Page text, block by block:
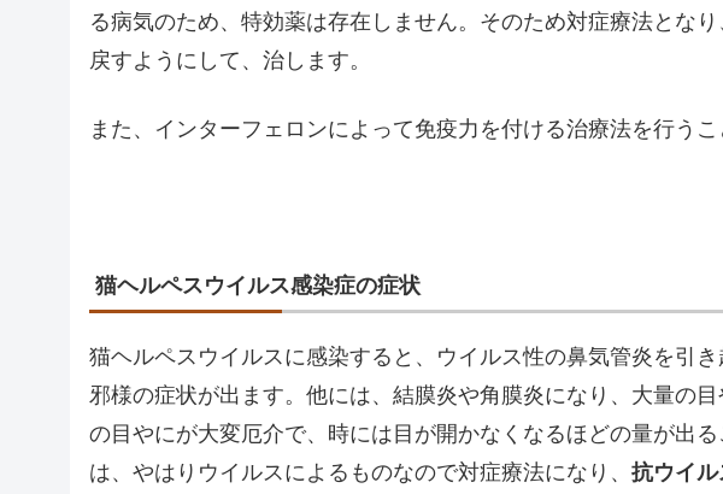
る病気のため、特効薬は存在しません。そのため対症療法とな
戻すようにして、治します。
また、インターフェロンによって免疫力を付ける治療法を行うこ
猫ヘルペスウイルス感染症の症状
猫ヘルペスウイルスに感染すると、ウイルス性の鼻気管炎を引
邪様の症状が出ます。他には、結膜炎や角膜炎になり、大量の
の目やにが大変厄介で、時には目が開かなくなるほどの量が出
は、やはりウイルスによるものなので対症療法になり、 抗ウイ